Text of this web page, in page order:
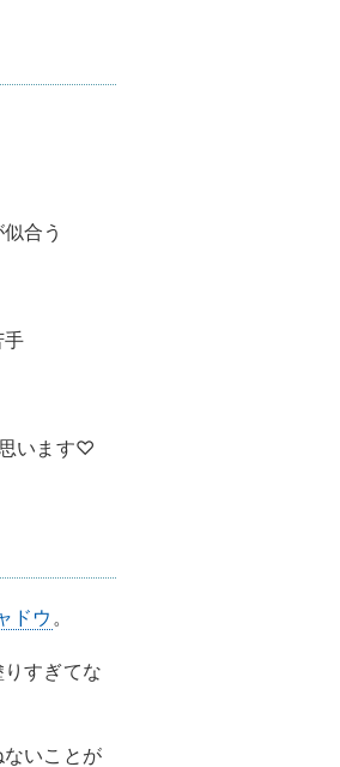
合う
手
います♡
ドウ 。
すぎてな
いことが